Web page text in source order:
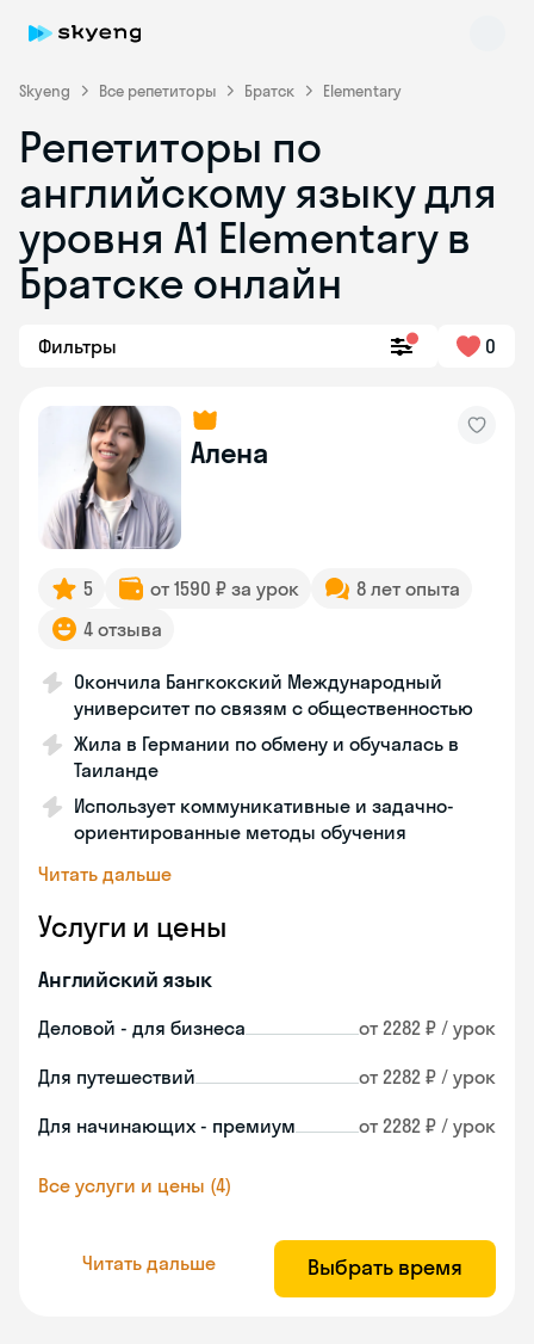
Skyeng Все репетиторы Братск Elementary
Репетиторы по
английскому языку для
уровня A1 Elementary в
Братске онлайн
Фильтры 0
Алена
5 от 1590 ₽ за урок
8 лет опыта
4 отзыва
Окончила Бангкокский Международный
университет по связям с общественностью
Жила в Германии по обмену и обучалась в
Таиланде
Использует коммуникативные и задачно-
ориентированные методы обучения
Читать дальше
Услуги и цены
Английский язык
Деловой - для бизнеса от 2282 ₽ / урок
Для путешествий от 2282 ₽ / урок
Для начинающих - премиум от 2282 ₽ / урок
Все услуги и цены (4)
Читать дальше Выбрать время